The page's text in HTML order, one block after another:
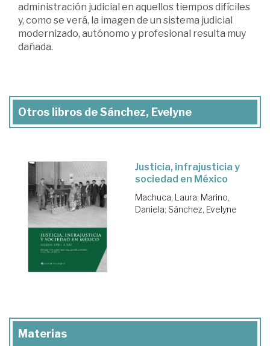
administración judicial en aquellos tiempos difíciles
y, como se verá, la imagen de un sistema judicial
modernizado, autónomo y profesional resulta muy
dañada.
Otros libros de Sánchez, Evelyne
Justicia, infrajusticia y
sociedad en México
Machuca, Laura; Marino,
Daniela; Sánchez, Evelyne
Materias